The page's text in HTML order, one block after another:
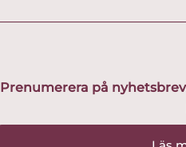
Prenumerera på